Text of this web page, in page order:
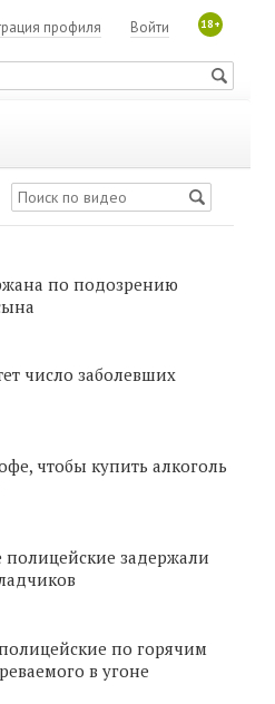
18+
Войти
профиля
по подозрению
число заболевших
чтобы купить алкоголь
полицейские задержали
по горячим
в угоне